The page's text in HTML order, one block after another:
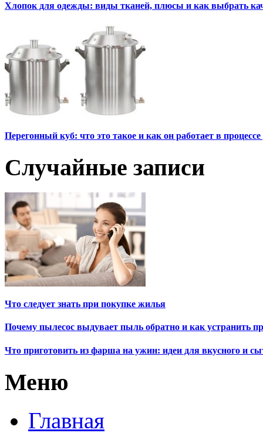
Хлопок для одежды: виды тканей, плюсы и как выбрать
Перегонный куб: что это такое и как он работает в
Случайные записи
Что следует знать при покупке жилья
Почему пылесос выдувает пыль обратно и как устранить
Что приготовить из фарша на ужин: идеи для вкусного и
Меню
Главная